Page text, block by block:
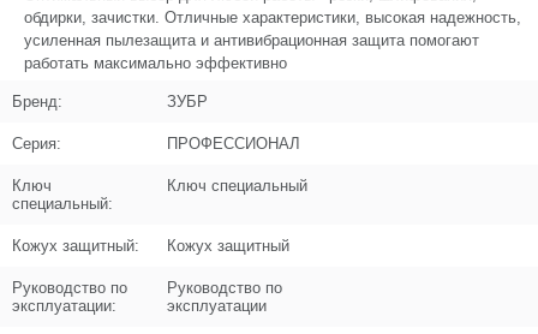
Название
Шпиндель D24x84
U503-181-005
Кол-во по схеме
Кол-во в корзину
обдирки, зачистки. Отличные характеристики, высокая надежность,
усиленная пылезащита и антивибрационная защита помогают
работать максимально эффективно
Бренд: ЗУБР
Серия: ПРОФЕССИОНАЛ
Ключ
специальный:
Ключ специальный
Кожух защитный: Кожух защитный
Руководство по
эксплуатации:
Руководство по
эксплуатации